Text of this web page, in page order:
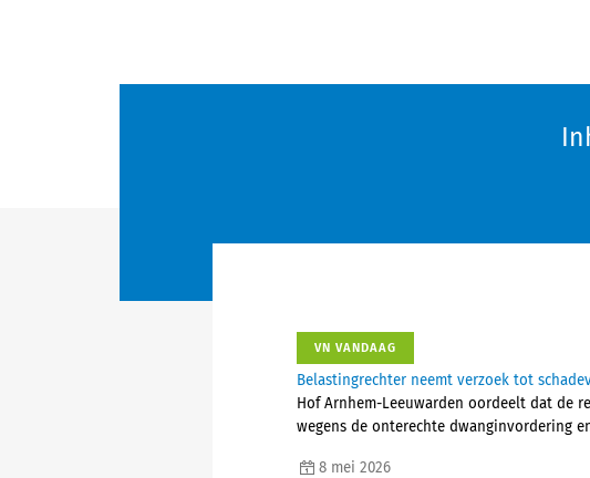
VN VANDAAG
Belastingrechter neemt verzoek tot
Hof Arnhem-Leeuwarden oordeelt dat de
wegens de onterechte dwanginvordering
8 mei 2026